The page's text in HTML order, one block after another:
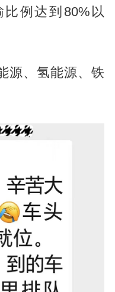
例达到80%以
源、氢能源、铁